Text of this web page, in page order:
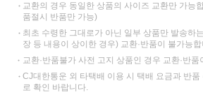
교환의 경우 동일한 상품의 사이즈 교환만 가능
품절시 반품만 가능)
최초 수령한 그대로가 아닌 일부 상품만 발송하
장 등 내용이 상이한 경우) 교환·반품이 불가능합
교환·반품불가 사전 고지 상품인 경우 교환·반
CJ대한통운 외 타택배 이용 시 택배 요금과 반품
로 확인 바랍니다.